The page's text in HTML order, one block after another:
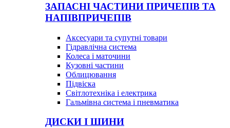
ЗАПАСНІ ЧАСТИНИ ПРИЧЕПІВ ТА
НАПІВПРИЧЕПІВ
Аксесуари та супутні товари
Гідравлічна система
Колеса і маточини
Кузовні частини
Облицювання
Підвіска
Світлотехніка і електрика
Гальмівна система і пневматика
ДИСКИ І ШИНИ